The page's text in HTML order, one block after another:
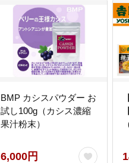
BMP カシスパウダー お
試し100g（カシス濃縮
果汁粉末）
6,000円